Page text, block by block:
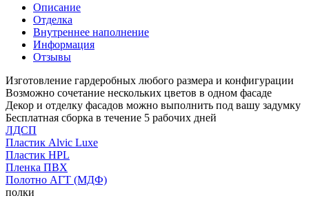
Описание
Отделка
Внутреннее наполнение
Информация
Отзывы
Изготовление гардеробных любого размера и конфигурации
Возможно сочетание нескольких цветов в одном фасаде
Декор и отделку фасадов можно выполнить под вашу задумку
Бесплатная сборка в течение 5 рабочих дней
ЛДСП
Пластик Alvic Luxe
Пластик HPL
Пленка ПВХ
Полотно АГТ (МДФ)
полки